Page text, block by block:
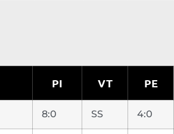
PI VT PE
8:0 SS 4:0